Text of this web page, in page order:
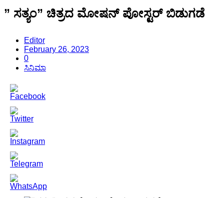
” ಸತ್ಯಂ” ಚಿತ್ರದ ಮೋಷನ್ ಪೋಸ್ಟರ್ ಬಿಡುಗಡೆ
Editor
February 26, 2023
0
ಸಿನಿಮಾ